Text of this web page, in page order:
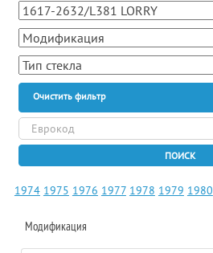
Очистить фильтр
ПОИСК
1974 1975 1976 1977 1978 1979 1980
Модификация